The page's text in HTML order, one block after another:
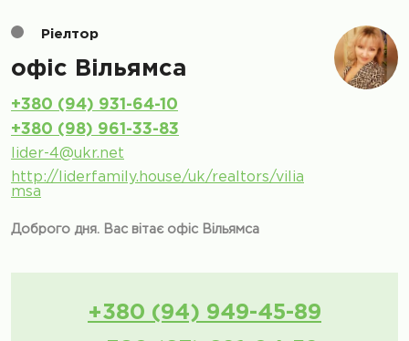
Ріелтор
офіс Вільямса
+380 (94) 931-64-10
+380 (98) 961-33-83
lider-4@ukr.net
http://liderfamily.house/uk/realtors/vilia
msa
Доброго дня. Вас вітає офіс Вільямса
+380 (94) 949-45-89